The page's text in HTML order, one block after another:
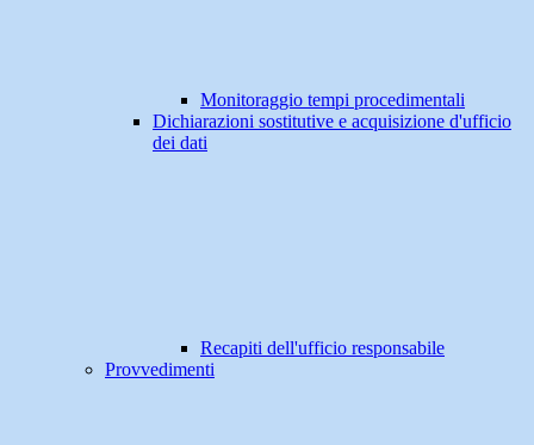
Monitoraggio tempi procedimentali
Dichiarazioni sostitutive e acquisizione d'ufficio
dei dati
Recapiti dell'ufficio responsabile
Provvedimenti